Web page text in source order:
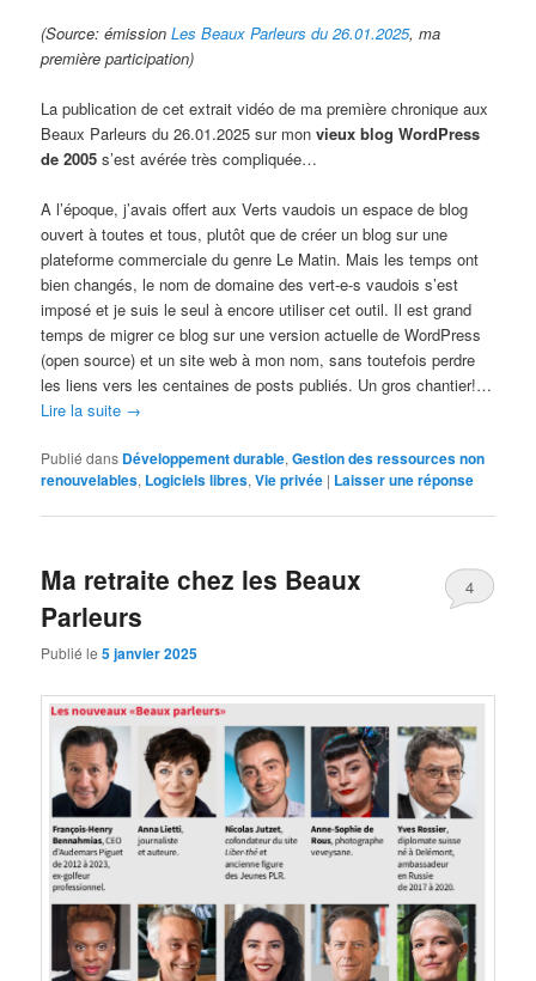
(Source: émissionLes Beaux Parleurs du 26.01.2025, ma
première participation)
La publication de cet extrait vidéo de ma première chronique aux
Beaux Parleurs du 26.01.2025 sur monvieux blog WordPress
de 2005 s’est avérée très compliquée…
A l’époque, j’avais offert aux Verts vaudois un espace de blog
ouvert à toutes et tous, plutôt que de créer un blog sur une
plateforme commerciale du genre Le Matin. Mais les temps ont
bien changés, le nom de domaine des vert-e-s vaudois s’est
imposé et je suis le seul à encore utiliser cet outil. Il est grand
temps de migrer ce blog sur une version actuelle de WordPress
(open source) et un site web à mon nom, sans toutefois perdre
les liens vers les centaines de posts publiés. Un gros chantier!…
Lire la suite →
Publié dans Développement durable,Gestion des ressources non
renouvelables, Logiciels libres,Vie privée | Laisser une réponse
Ma retraite chez les Beaux
Parleurs
Publié le5 janvier 2025
4